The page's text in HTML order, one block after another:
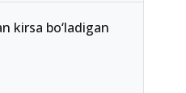
kirsa bo‘ladigan